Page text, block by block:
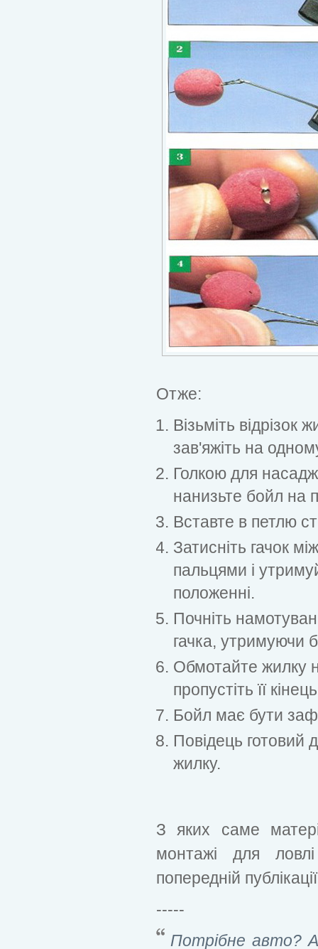
Отже:
Візьміть відрізок
зав'яжіть на
Голкою для
нанизьте бойл на
Вставте в петлю
Затисніть гачок
пальцями і
положенні.
Почніть
гачка, утримуючи
Обмотайте жилку
пропустіть її
Бойл має бути
Повідець готовий
жилку.
З яких саме
монтажі для
попередній
-----
Потрібне авто?